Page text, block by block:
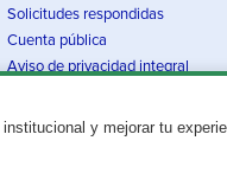
y mejorar tu
Solicitudes respondidas
Cuenta pública
Aviso de privacidad integral
Guanajuato